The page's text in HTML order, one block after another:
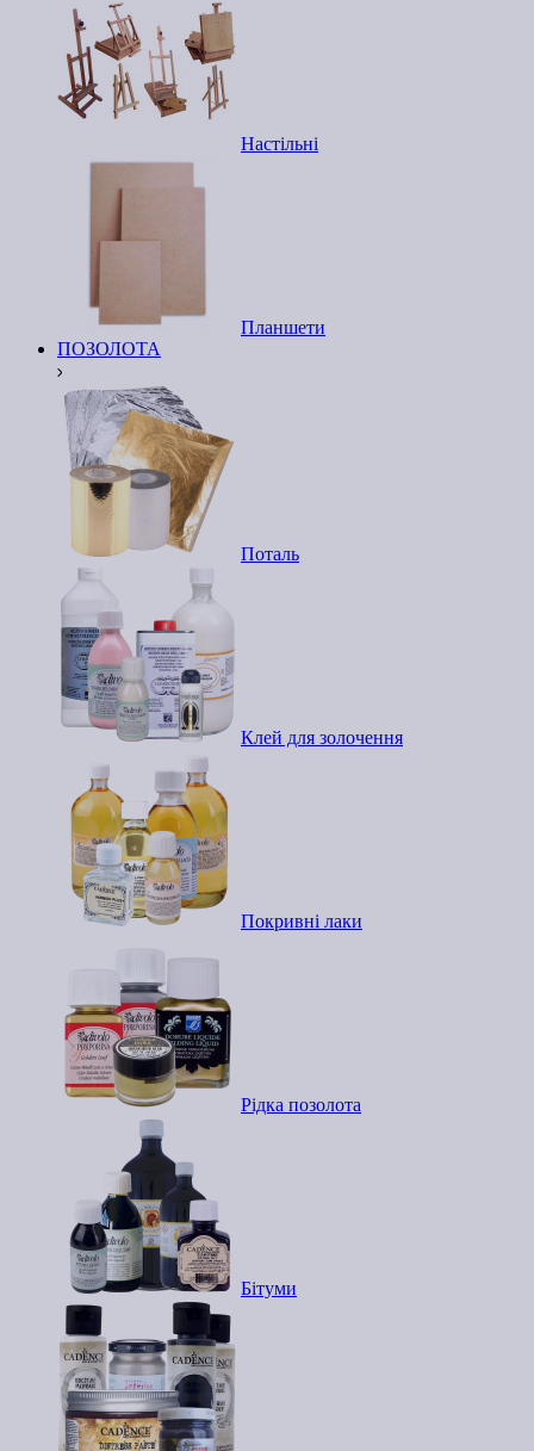
Настільні
Планшети
ПОЗОЛОТА
Поталь
Клей для золочення
Покривні лаки
Рідка позолота
Бітуми